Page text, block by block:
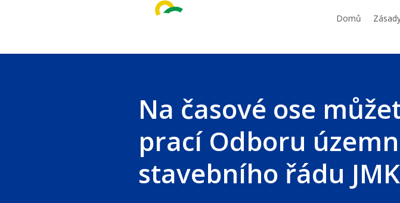
content
Domů
Na časové ose
prací Odboru
stavebního řádu JMK